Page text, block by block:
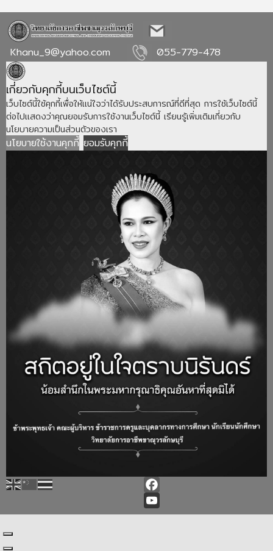
Khanu_9@yahoo.com 055-779-478
เกี่ยวกับคุกกี้บนเว็บไซต์นี้
เว็บไซต์นี้ใช้คุกกี้เพื่อให้แน่ใจว่าได้รับประสบการณ์ที่ดีที่สุด การใช้เว็บไซต์นี้
ต่อไปแสดงว่าคุณยอมรับการใช้งานเว็บไซต์นี้ เรียนรู้เพิ่มเติมเกี่ยวกับ
นโยบายความเป็นส่วนตัวของเรา
นโยบายใช้งานคุกกี้ ยอมรับคุกกี้
Facebook
YouTube